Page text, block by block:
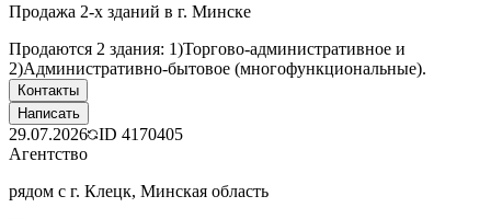
Продажа 2-х зданий в г. Минске
Продаются 2 здания: 1)Торгово-административное и
2)Административно-бытовое (многофункциональные).
Контакты
Написать
29.07.2026 ID 4170405
Агентство
рядом с г. Клецк, Минская область